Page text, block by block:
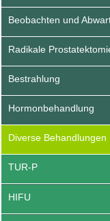
Beobachten und
Radikale
Bestrahlung
Hormonbehandlung
Diverse Behandlungen
TUR-P
HIFU